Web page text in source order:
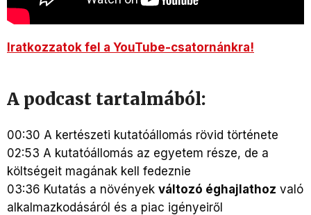
Iratkozzatok fel a YouTube-csatornánkra!
A podcast tartalmából:
00:30 A kertészeti kutatóállomás rövid története
02:53 A kutatóállomás az egyetem része, de a
költségeit magának kell fedeznie
03:36 Kutatás a növények változó éghajlathoz való
alkalmazkodásáról és a piac igényeiről